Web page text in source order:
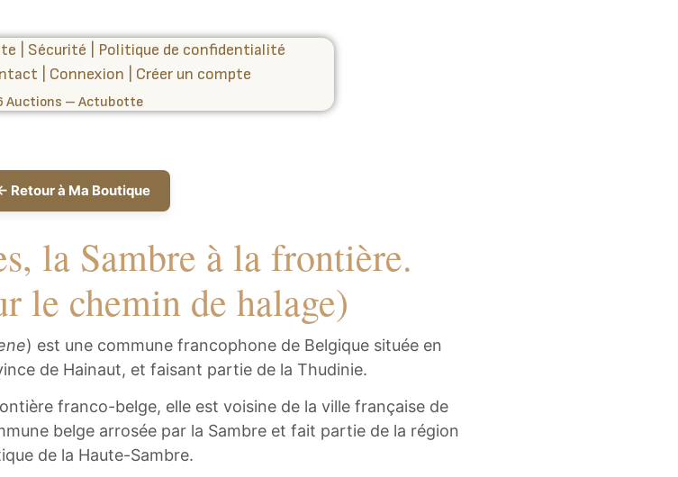
Sécurité
Politique de confidentialité
Connexion Créer un compte
Auctions – Actubotte
Retour à Ma Boutique
la Sambre à la frontière.
le chemin de halage)
) est une commune francophone de Belgique située en
de Hainaut, et faisant partie de la Thudinie.
franco-belge, elle est voisine de la ville française de
belge arrosée par la Sambre et fait partie de la région
de la Haute-Sambre.